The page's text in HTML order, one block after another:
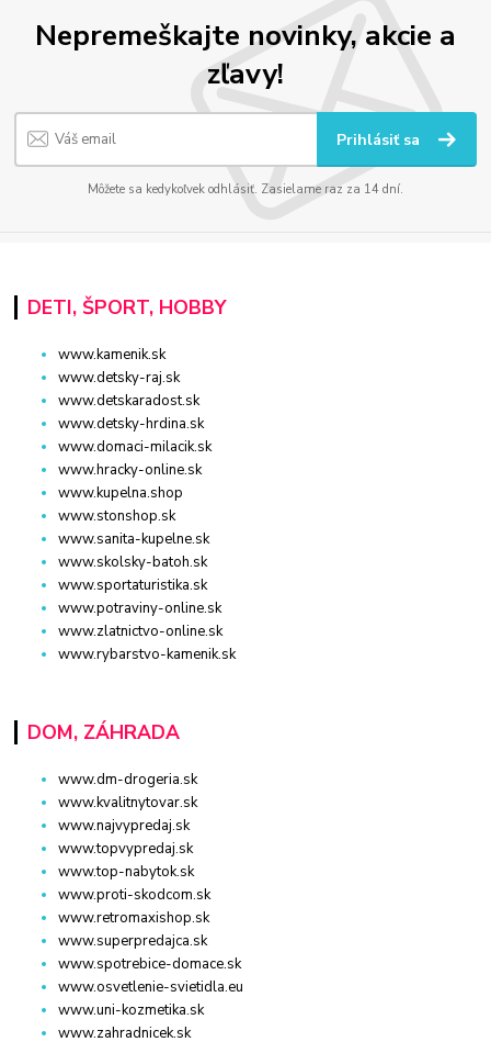
Nepremeškajte novinky, akcie a
zľavy!
Prihlásiť sa
Môžete sa kedykoľvek odhlásiť. Zasielame raz za 14 dní.
DETI, ŠPORT, HOBBY
www.kamenik.sk
www.detsky-raj.sk
www.detskaradost.sk
www.detsky-hrdina.sk
www.domaci-milacik.sk
www.hracky-online.sk
www.kupelna.shop
www.stonshop.sk
www.sanita-kupelne.sk
www.skolsky-batoh.sk
www.sportaturistika.sk
www.potraviny-online.sk
www.zlatnictvo-online.sk
www.rybarstvo-kamenik.sk
DOM, ZÁHRADA
www.dm-drogeria.sk
www.kvalitnytovar.sk
www.najvypredaj.sk
www.topvypredaj.sk
www.top-nabytok.sk
www.proti-skodcom.sk
www.retromaxishop.sk
www.superpredajca.sk
www.spotrebice-domace.sk
www.osvetlenie-svietidla.eu
www.uni-kozmetika.sk
www.zahradnicek.sk